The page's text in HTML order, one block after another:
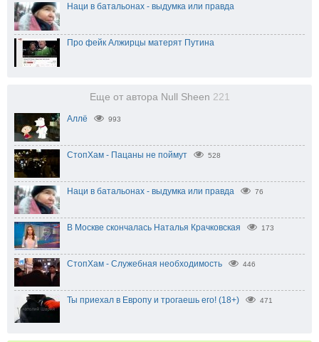
Наци в батальонах - выдумка или правда
Про фейк Алжирцы матерят Путина
Еще от автора Null Sheen 221
Аллё 993
СтопХам - Пацаны не поймут 528
Наци в батальонах - выдумка или правда 76
В Москве скончалась Наталья Крачковская 173
СтопХам - Служебная необходимость 446
Ты приехал в Европу и трогаешь его! (18+) 471